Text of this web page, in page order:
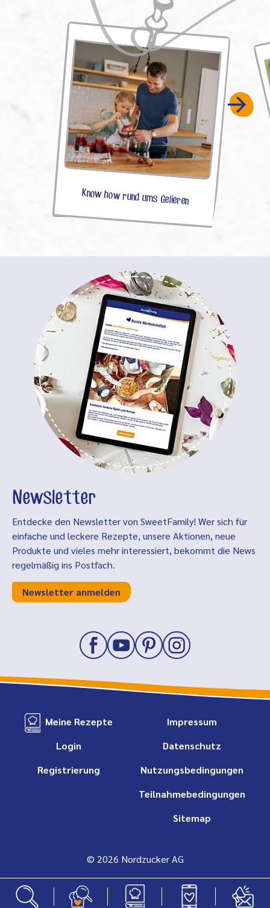
Know how rund ums Gelieren
Newsletter
Entdecke den Newsletter von SweetFamily! Wer sich für
einfache und leckere Rezepte, unsere Aktionen, neue
Produkte und vieles mehr interessiert, bekommt die News
regelmäßig ins Postfach.
Newsletter anmelden
Meine Rezepte
Login
Registrierung
Impressum
Datenschutz
Nutzungsbedingungen
Teilnahmebedingungen
Sitemap
© 2026 Nordzucker AG